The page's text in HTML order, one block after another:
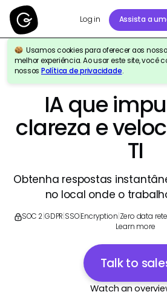
Log in Assista a
Usamos cookies para oferecer aos
melhor experiência. Ao usar este site, você
nossos Política de privacidade.
GURU PARA ORGANIZAÇÕES
IA que
clareza e
TI
Obtenha respostas
no local onde o
SOC 2 GDPR SSO|Encryption Zero data
Learn more
Talk to
Watch an